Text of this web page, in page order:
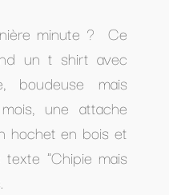
minute ? Ce
un t shirt avec
boudeuse mais
une attache
hochet en bois et
"Chipie mais